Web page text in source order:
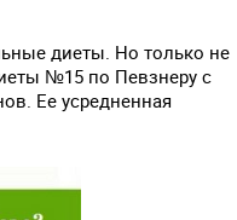
диеты. Но только не
№15 по Певзнеру с
Ее усредненная